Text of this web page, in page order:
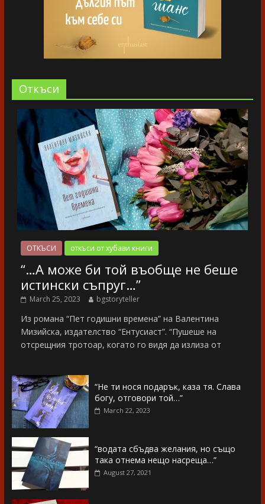
Oткъси
ОТКЪСИ откъси от хубави книги
“…А може би той въобще не беше
истински съпруг…”
March 25, 2023 bgstoryteller
Из романа “Пет годишни времена” на Валентина
Мизийска, издателство “Ентусиаст”. “Пушеше на
отсрещния тротоар, когато го видя да излиза от
“Не ти нося подарък, каза тя. Слава
богу, отговори той…”
March 22, 2023
“водата сбъдва желания, но също
така отнема нещо насреща…”
August 27, 2021